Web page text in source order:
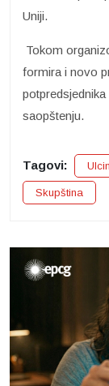
Uniji.
Tokom
formira i novo
saopštenju.
Tagovi:
Skupština